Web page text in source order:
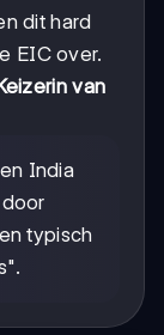
dit hard
EIC over.
van
India
typisch